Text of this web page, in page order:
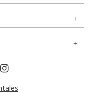
douce, orné
avec cœur. Coupe
fermeture.
bandes dans un